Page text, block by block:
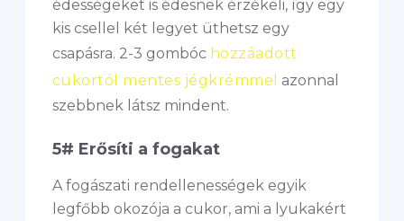
édességeket is édesnek érzékeli, így egy
kis csellel két legyet üthetsz egy
csapásra. 2-3 gombóc hozzáadott
cukortól mentes jégkrémmel azonnal
szebbnek látsz mindent.
5# Erősíti a fogakat
A fogászati rendellenességek egyik
legfőbb okozója a cukor, ami a lyukakért